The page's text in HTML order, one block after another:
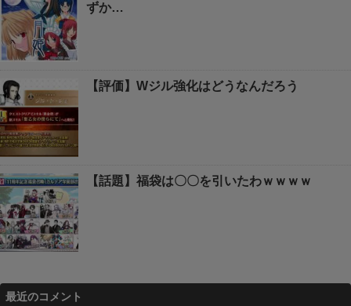
ずか…
【評価】Wジル強化はどうなんだろう
【話題】福袋は〇〇を引いたわｗｗｗｗ
最近のコメント